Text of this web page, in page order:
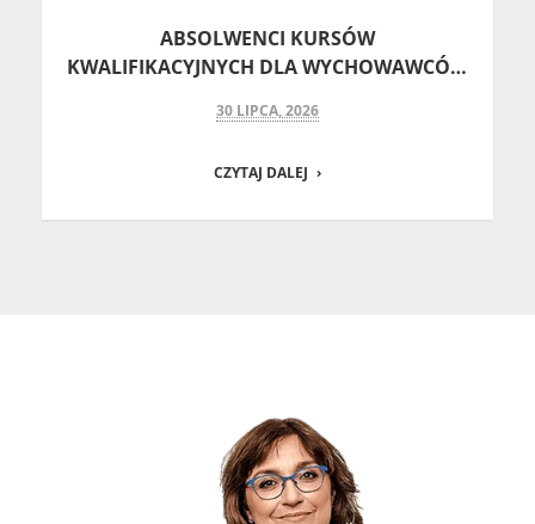
ABSOLWENCI KURSÓW
KWALIFIKACYJNYCH DLA WYCHOWAWCÓW
LETNIA 2026 | CENTRUM DOSKONALENIA
30 LIPCA, 2026
CZYTAJ DALEJ